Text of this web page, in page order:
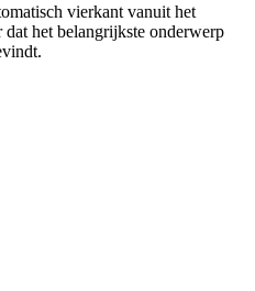
vierkant vanuit het
het belangrijkste onderwerp